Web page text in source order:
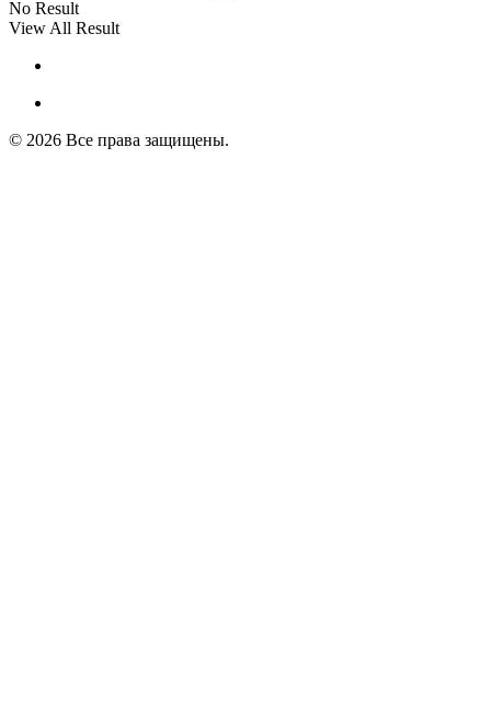
No Result
View All Result
© 2026 Все права защищены.